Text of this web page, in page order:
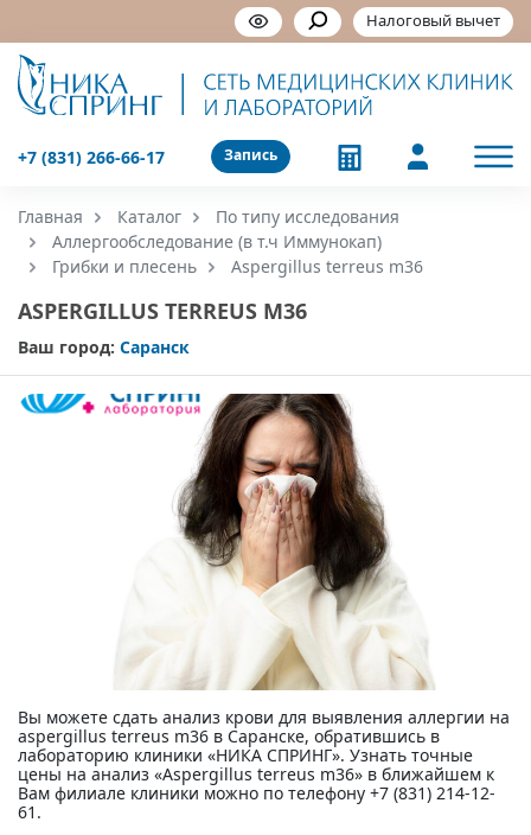
Налоговый вычет
Запись
+7 (831) 266-66-17
Главная Каталог
По типу исследования
Аллергообследование (в т.ч Иммунокап)
Грибки и плесень
Aspergillus terreus m36
ASPERGILLUS TERREUS M36
Ваш город: Саранск
Вы можете сдать анализ крови для выявления аллергии на
aspergillus terreus m36 в Саранске, обратившись в
лабораторию клиники «НИКА СПРИНГ». Узнать точные
цены на анализ «Aspergillus terreus m36» в ближайшем к
Вам филиале клиники можно по телефону +7 (831) 214-12-
61.